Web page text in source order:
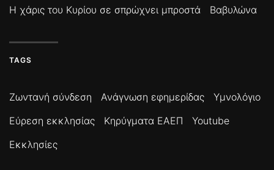
Η χάρις του Κυρίου σε σπρώχνει μπροστά
Βαβυλώνα
TAGS
Ζωντανή σύνδεση Ανάγνωση εφημερίδας
Υμνολόγιο
Εύρεση εκκλησίας
Κηρύγματα ΕΑΕΠ
Youtube
Εκκλησίες